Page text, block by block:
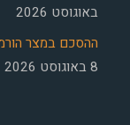
באוגוסט 2026
ההסכם במצר
8 באוגוסט 2026